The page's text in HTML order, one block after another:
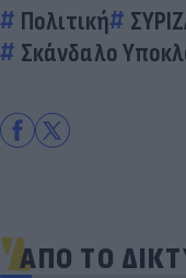
Πολιτική
Σκάνδαλο
ΑΠΟ ΤΟ